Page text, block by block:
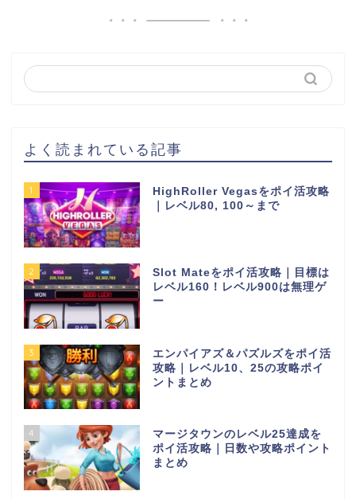
よく読まれている記事
1
HighRoller Vegasをポイ活攻略
｜レベル80, 100～まで
2
Slot Mateをポイ活攻略｜目標は
レベル160！レベル900は無理ゲ
ー
3
エンパイアズ＆パズルズをポイ活
攻略｜レベル10、25の攻略ポイ
ントまとめ
4
マージタウンのレベル25達成を
ポイ活攻略｜日数や攻略ポイント
まとめ